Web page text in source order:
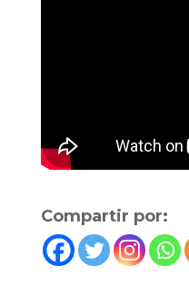
Compartir por: